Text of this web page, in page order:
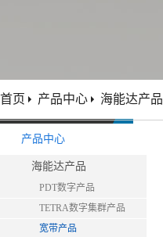
产品中心
海能达产品
PDT数字产品
TETRA数字集群产品
宽带产品
首页 产品中心 海能达产品